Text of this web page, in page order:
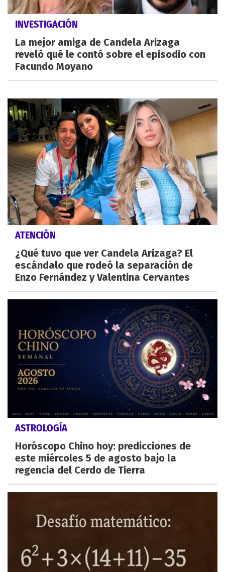
INVESTIGACIÓN
La mejor amiga de Candela Arizaga
reveló qué le contó sobre el episodio con
Facundo Moyano
ATENCIÓN
¿Qué tuvo que ver Candela Arizaga? El
escándalo que rodeó la separación de
Enzo Fernández y Valentina Cervantes
ASTROLOGÍA
Horóscopo Chino hoy: predicciones de
este miércoles 5 de agosto bajo la
regencia del Cerdo de Tierra